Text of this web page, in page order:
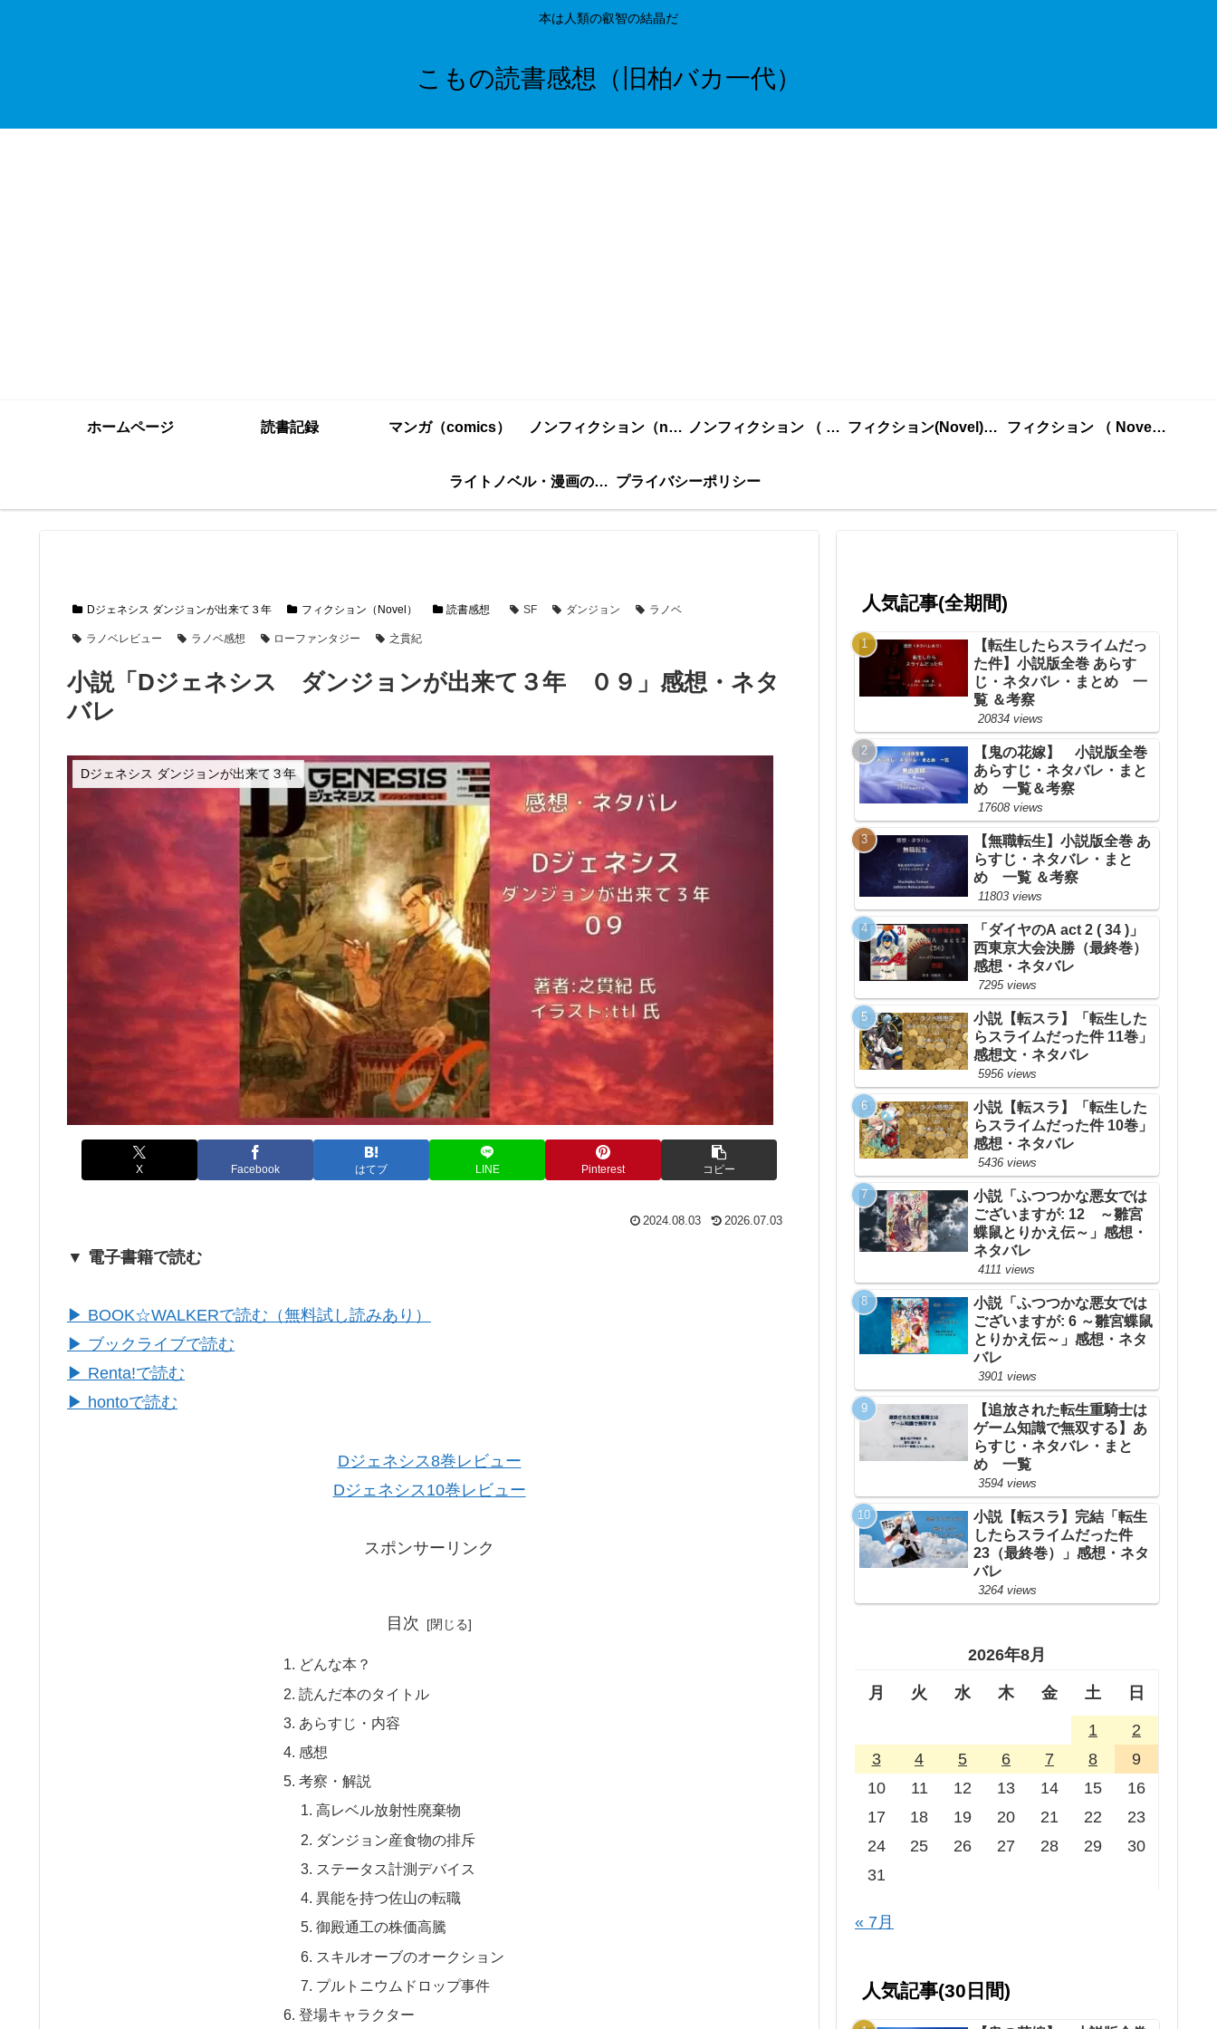
本は人類の叡智の結晶だ
こもの読書感想（旧柏バカ一代）
ホームページ 読書記録 マンガ（comics） ノンフィクション（nonfiction）更新順 ノンフィクション （ nonfiction ） あいうえお順 フィクション(Novel)更新順 フィクション （ Novel ） あいうえお順
ライトノベル・漫画の感想・ネタバレまとめ｜こもの読書感想 プライバシーポリシー
Dジェネシス ダンジョンが出来て３年 フィクション（Novel） 読書感想 SF ダンジョン ラノベ
ラノベレビュー ラノベ感想 ローファンタジー 之貫紀
小説「Dジェネシス ダンジョンが出来て３年 ０９」感想・ネタ
バレ
Dジェネシス ダンジョンが出来て３年
X Facebook はてブ LINE Pinterest コピー
2024.08.03 2026.07.03
▼ 電子書籍で読む
▶ BOOK☆WALKERで読む（無料試し読みあり）
▶ ブックライブで読む
▶ Renta!で読む
▶ hontoで読む
Dジェネシス8巻レビュー
Dジェネシス10巻レビュー
スポンサーリンク
目次
どんな本？
読んだ本のタイトル
あらすじ・内容
感想
考察・解説
高レベル放射性廃棄物
ダンジョン産食物の排斥
ステータス計測デバイス
異能を持つ佐山の転職
御殿通工の株価高騰
スキルオーブのオークション
プルトニウムドロップ事件
登場キャラクター
人気記事(全期間)
【転生したらスライムだっ
た件】小説版全巻 あらす
じ・ネタバレ・まとめ 一
覧 ＆考察
20834 views
【鬼の花嫁】 小説版全巻
あらすじ・ネタバレ・まと
め 一覧＆考察
17608 views
【無職転生】小説版全巻 あ
らすじ・ネタバレ・まと
め 一覧 ＆考察
11803 views
「ダイヤのA act 2 ( 34 )」
西東京大会決勝（最終巻）
感想・ネタバレ
7295 views
小説【転スラ】「転生した
らスライムだった件 11巻」
感想文・ネタバレ
5956 views
小説【転スラ】「転生した
らスライムだった件 10巻」
感想・ネタバレ
5436 views
小説「ふつつかな悪女では
ございますが: 12 ～雛宮
蝶鼠とりかえ伝～」感想・
ネタバレ
4111 views
小説「ふつつかな悪女では
ございますが: 6 ～雛宮蝶鼠
とりかえ伝～」感想・ネタ
バレ
3901 views
【追放された転生重騎士は
ゲーム知識で無双する】あ
らすじ・ネタバレ・まと
め 一覧
3594 views
小説【転スラ】完結「転生
したらスライムだった件
23（最終巻）」感想・ネタ
バレ
3264 views
2026年8月
月 火 水 木 金 土 日
1
2
3
4 5 6 7 8
9
10
11 12 13 14 15
16
17
18 19 20 21 22
23
24
25 26 27 28 29
30
31
« 7月
人気記事(30日間)